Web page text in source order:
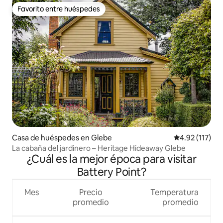
Favorito entre huéspedes
Favorito entre huéspedes
Casa de huéspedes en Glebe Calificación
4.92 (117)
La cabaña del jardinero – Heritage Hideaway Glebe
¿Cuál es la mejor época para visitar
Battery Point?
Mes
Precio
promedio
Temperatura
promedio